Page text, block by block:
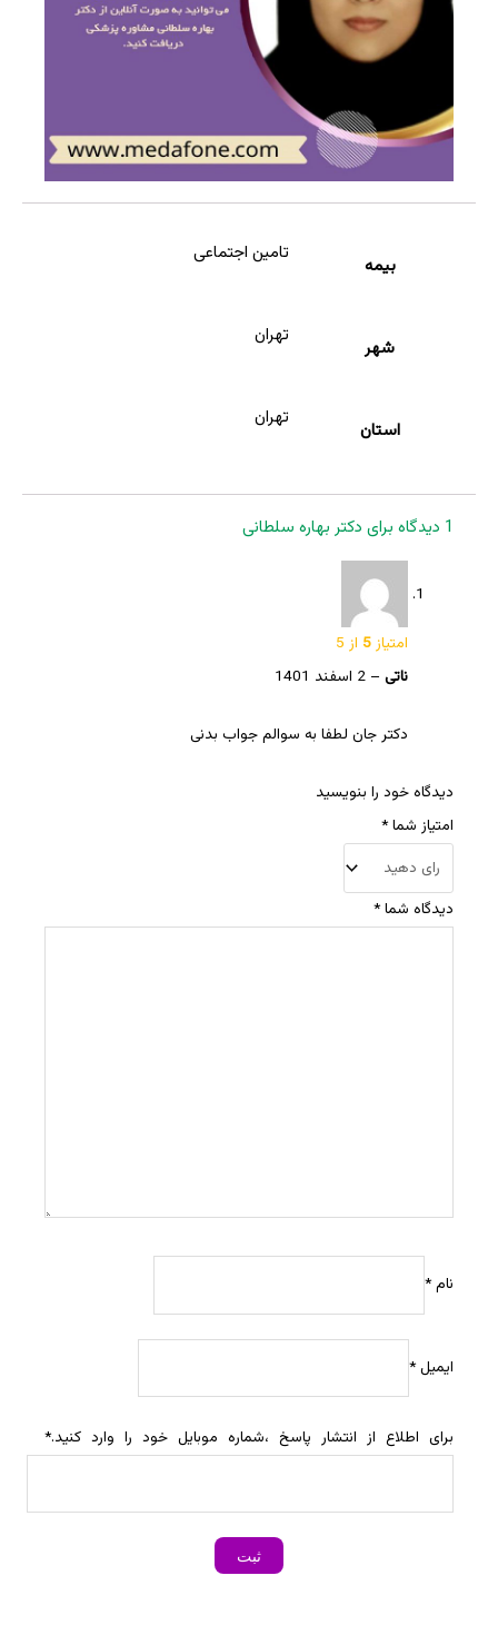
بیمه
تامین اجتماعی
شهر
تهران
استان
تهران
1 دیدگاه برای دکتر بهاره سلطانی
امتیاز5 از 5
ناتی – 2 اسفند 1401
دکتر جان لطفا به سوالم جواب بدنی
دیدگاه خود را بنویسید
امتیاز شما*
دیدگاه شما*
نام*
ایمیل*
برای اطلاع از انتشار پاسخ ،شماره موبایل خود را وارد کنید.*